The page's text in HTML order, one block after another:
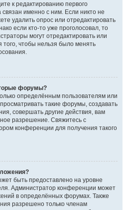
к редактированию первого
именно с ним. Если никто не
удалить опрос или отредактировать
если кто-то уже проголосовал, то
могут отредактировать или
того, чтобы нельзя было менять
форумы?
определённым пользователям или
такие форумы, создавать
совершать другие действия, вам
разрешение. Свяжитесь с
конференции для получения такого
быть предоставлено на уровне
Администратор конференции может
в определённых форумах. Также
разрешено только членам